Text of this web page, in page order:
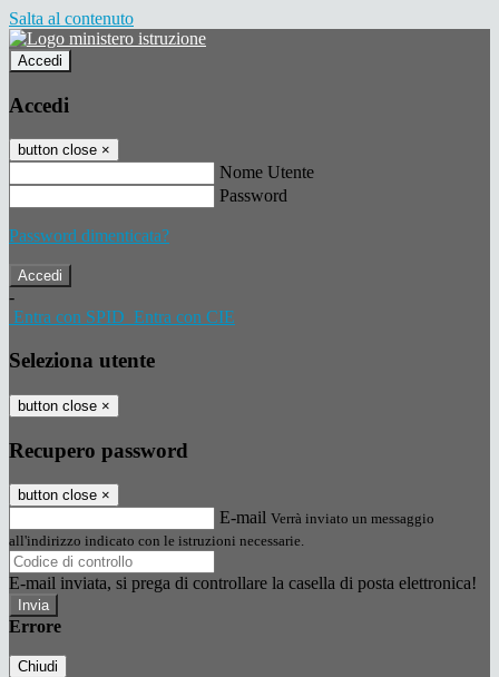
Salta al contenuto
Accedi
Accedi
button close ×
Nome Utente
Password
Password dimenticata?
-
Entra con SPID Entra con CIE
Seleziona utente
button close ×
Recupero password
button close ×
E-mail Verrà inviato un messaggio
all'indirizzo indicato con le istruzioni necessarie.
E-mail inviata, si prega di controllare la casella di posta elettronica!
Errore
Chiudi